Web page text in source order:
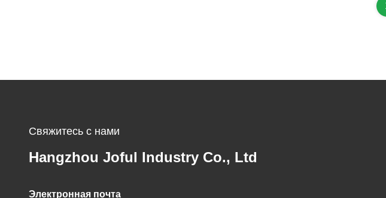
Свяжитесь с нами
Hangzhou Joful Industry Co., Ltd
Электронная почта